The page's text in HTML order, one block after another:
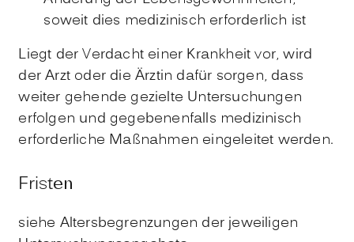
soweit dies medizinisch erforderlich ist
Liegt der Verdacht einer Krankheit vor, wird
der Arzt oder die Ärztin dafür sorgen, dass
weiter gehende gezielte Untersuchungen
erfolgen und gegebenenfalls medizinisch
erforderliche Maßnahmen eingeleitet werden.
Fristen
siehe Altersbegrenzungen der jeweiligen